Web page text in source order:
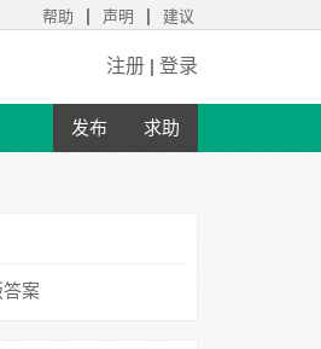
帮助 | 声明 | 建议
注册 | 登录
发布 求助
案